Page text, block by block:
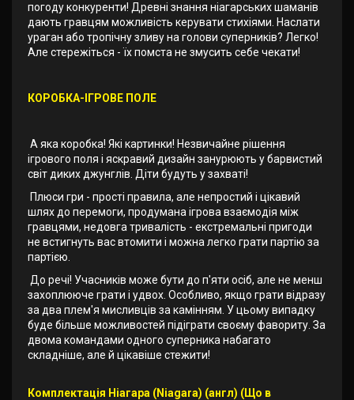
погоду конкуренти! Древні знання ніагарських шаманів
дають гравцям можливість керувати стихіями. Наслати
ураган або тропічну зливу на голови суперників? Легко!
Але стережіться - їх помста не змусить себе чекати!
КОРОБКА-ІГРОВЕ ПОЛЕ
А яка коробка! Які картинки! Незвичайне рішення
ігрового поля і яскравий дизайн занурюють у барвистий
світ диких джунглів. Діти будуть у захваті!
Плюси гри - прості правила, але непростий і цікавий
шлях до перемоги, продумана ігрова взаємодія між
гравцями, недовга тривалість - екстремальні пригоди
не встигнуть вас втомити і можна легко грати партію за
партією.
До речі! Учасників може бути до п'яти осіб, але не менш
захоплююче грати і удвох. Особливо, якщо грати відразу
за два плем'я мисливців за камінням. У цьому випадку
буде більше можливостей підіграти своєму фавориту. За
двома командами одного суперника набагато
складніше, але й цікавіше стежити!
Комплектація Ніагара (Niagara) (англ) (Що в